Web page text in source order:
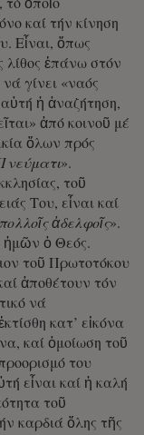
καί τήν κίνηση
Εἶναι, ὅπως
λίθος ἐπάνω στόν
γίνει «ναός
ἡ ἀναζήτηση,
ἀπό κοινοῦ μέ
ὅλων πρός
».
τοῦ
Του, εἶναι καί
ἀδελφοῖς».
ἡμῶν ὁ Θεός.
τοῦ Πρωτοτόκου
ἀποθέτουν τόν
νά
κατ’ εἰκόνα
καί ὁμοίωση τοῦ
του
εἶναι καί ἡ καλή
τοῦ
καρδιά ὅλης τῆς